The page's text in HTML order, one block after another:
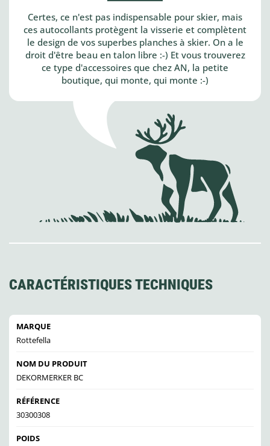
Certes, ce n'est pas indispensable pour skier, mais
ces autocollants protègent la visserie et complètent
le design de vos superbes planches à skier. On a le
droit d'être beau en talon libre :-) Et vous trouverez
ce type d'accessoires que chez AN, la petite
boutique, qui monte, qui monte :-)
CARACTÉRISTIQUES TECHNIQUES
MARQUE
Rottefella
NOM DU PRODUIT
DEKORMERKER BC
RÉFÉRENCE
30300308
POIDS